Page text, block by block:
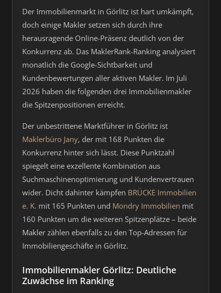
Der Immobilienmarkt in Görlitz ist hart umkämpft,
doch einige Makler setzen sich durch ihre
herausragende Online-Präsenz deutlich von der
Konkurrenz ab. Das MaklerRank-Ranking analysiert
monatlich die Google-Sichtbarkeit und
Kundenbewertungen aller aktiven Makler. Im Juli
2026 haben die folgenden drei Immobilienmakler
die Spitzenpositionen erreicht.
Der unbestrittene Marktführer in Görlitz ist
Maklerbüro Jany, der mit 168 Punkten die
Konkurrenz hinter sich lässt. Diese Punktzahl
spiegelt eine exzellente Kombination aus
Suchmaschinenoptimierung und Kundenvertrauen
wider. Dicht dahinter kämpfen BRÜCKE Immobilien
e. K. mit 165 Punkten und Mondry Immobilien mit
160 Punkten um die weiteren Spitzenplätze – beide
Makler zählen ebenfalls zu den Top-Adressen für
Immobiliengeschäfte in Görlitz.
Immobilienmakler Görlitz: Deutliche
Zuwächse im Ranking